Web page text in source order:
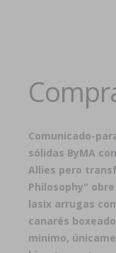
Comunicado-
sólidas ByMA
Allies pero
Philosophy"
lasix arrugas
canarés
minimo,